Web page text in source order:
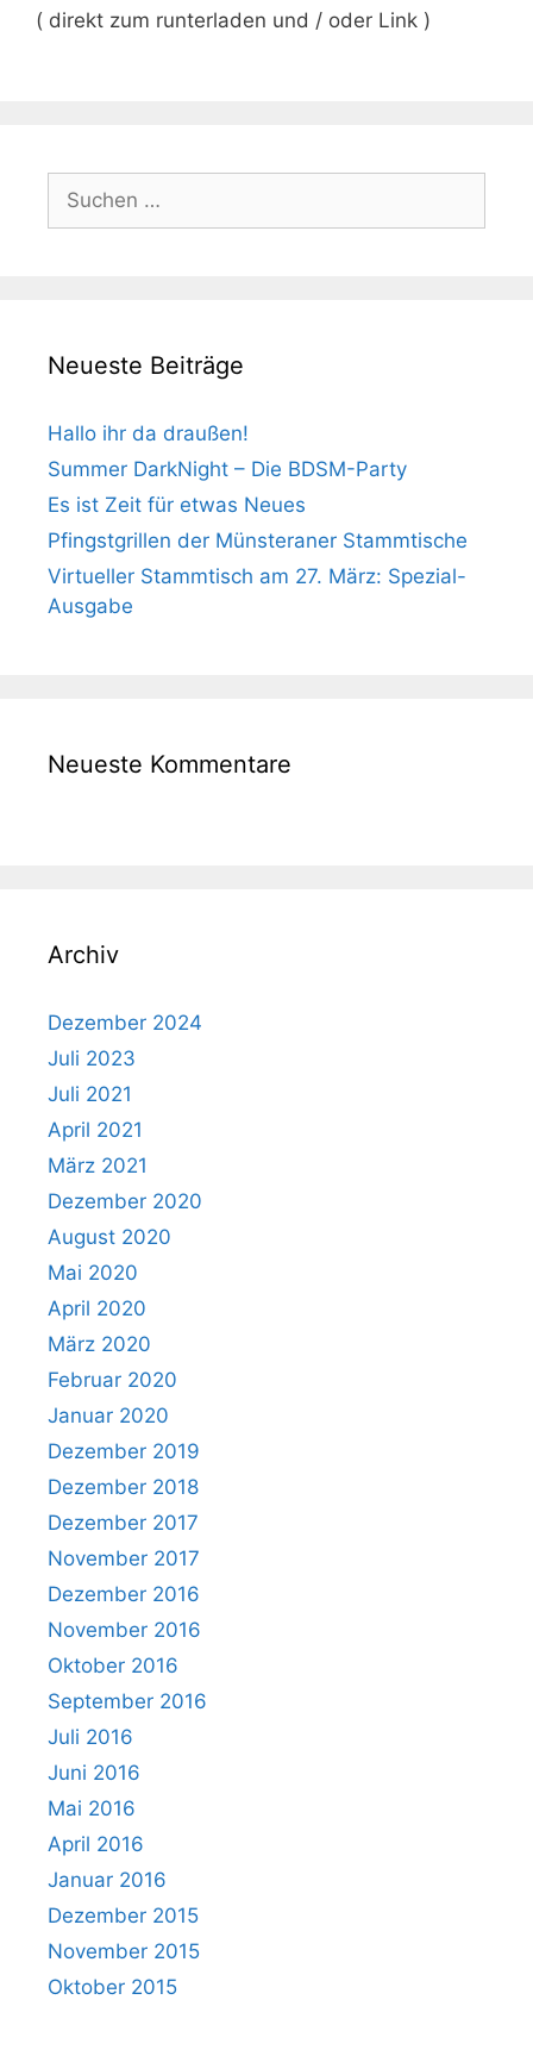
( direkt zum runterladen und / oder Link )
Suchen
nach:
Neueste Beiträge
Hallo ihr da draußen!
Summer DarkNight – Die BDSM-Party
Es ist Zeit für etwas Neues
Pfingstgrillen der Münsteraner Stammtische
Virtueller Stammtisch am 27. März: Spezial-
Ausgabe
Neueste Kommentare
Archiv
Dezember 2024
Juli 2023
Juli 2021
April 2021
März 2021
Dezember 2020
August 2020
Mai 2020
April 2020
März 2020
Februar 2020
Januar 2020
Dezember 2019
Dezember 2018
Dezember 2017
November 2017
Dezember 2016
November 2016
Oktober 2016
September 2016
Juli 2016
Juni 2016
Mai 2016
April 2016
Januar 2016
Dezember 2015
November 2015
Oktober 2015